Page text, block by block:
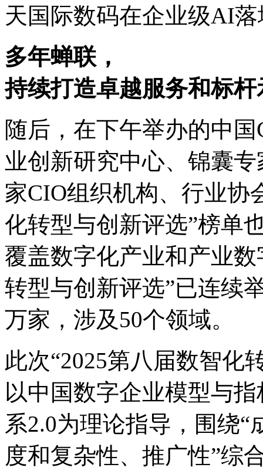
天国际数码在企业级AI
多年蝉联，
持续打造卓越服务和标杆
随后，在下午举办的中
业创新研究中心、锦囊
家CIO组织机构、行业
化转型与创新评选”榜单
覆盖数字化产业和产业数
转型与创新评选”已连续举
万家，涉及50个领域。
此次“2025第八届数智化
以中国数字企业模型与指
系2.0为理论指导，围绕“成
度和复杂性、推广性”综